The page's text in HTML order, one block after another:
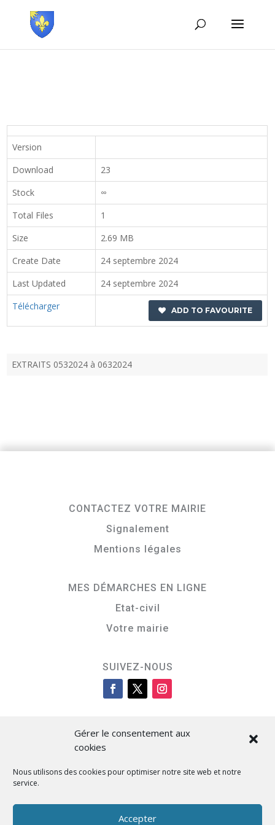
Gérer le consentement aux
cookies
Nous utilisons des cookies pour optimiser notre site web et notre
service.
Accepter
Version
Download
23
Stock
∞
Total Files
1
Size
2.69 MB
Create Date
24 septembre 2024
Last Updated
24 septembre 2024
Télécharger
ADD TO FAVOURITE
EXTRAITS 0532024 à 0632024
CONTACTEZ VOTRE MAIRIE
Signalement
Mentions légales
MES DÉMARCHES EN LIGNE
Etat-civil
Votre mairie
SUIVEZ-NOUS
Cità di L’Isula